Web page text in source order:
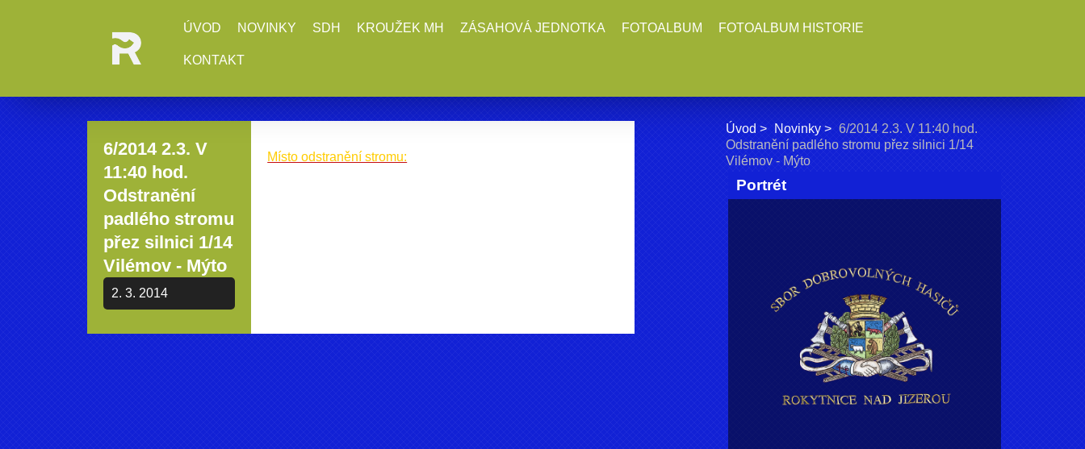
ÚVOD NOVINKY SDH KROUŽEK MH ZÁSAHOVÁ JEDNOTKA FOTOALBUM FOTOALBUM HISTORIE
KONTAKT
6/2014 2.3. V
11:40 hod.
Odstranění
padlého stromu
přez silnici 1/14
Vilémov - Mýto
2. 3. 2014
Místo odstranění stromu:
Úvod Novinky
6/2014 2.3. V 11:40 hod.
Odstranění padlého stromu přez silnici 1/14
Vilémov - Mýto
Portrét